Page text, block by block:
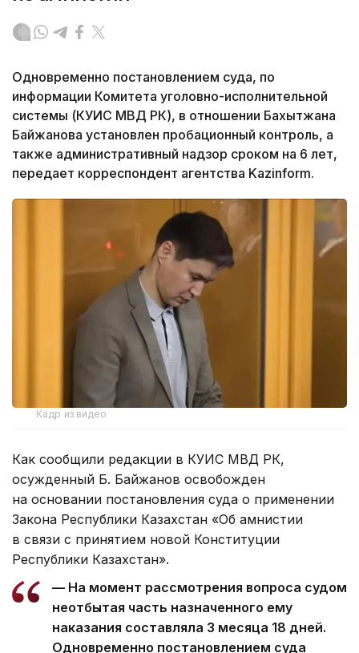
Одновременно постановлением суда, по
информации Комитета уголовно-исполнительной
системы (КУИС МВД РК), в отношении Бахытжана
Байжанова установлен пробационный контроль, а
также административный надзор сроком на 6 лет,
передает корреспондент агентства Kazinform.
Кадр из видео
Как сообщили редакции в КУИС МВД РК,
осужденный Б. Байжанов освобожден
на основании постановления суда о применении
Закона Республики Казахстан «Об амнистии
в связи с принятием новой Конституции
Республики Казахстан».
— На момент рассмотрения вопроса судом
неотбытая часть назначенного ему
наказания составляла 3 месяца 18 дней.
Одновременно постановлением суда